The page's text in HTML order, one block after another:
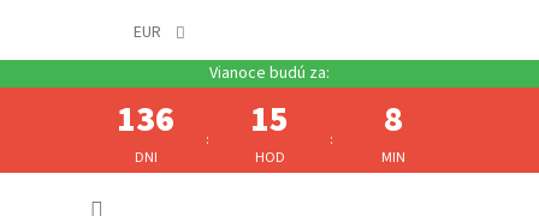
136
DNI
: 15
HOD
: 8
MIN
EUR